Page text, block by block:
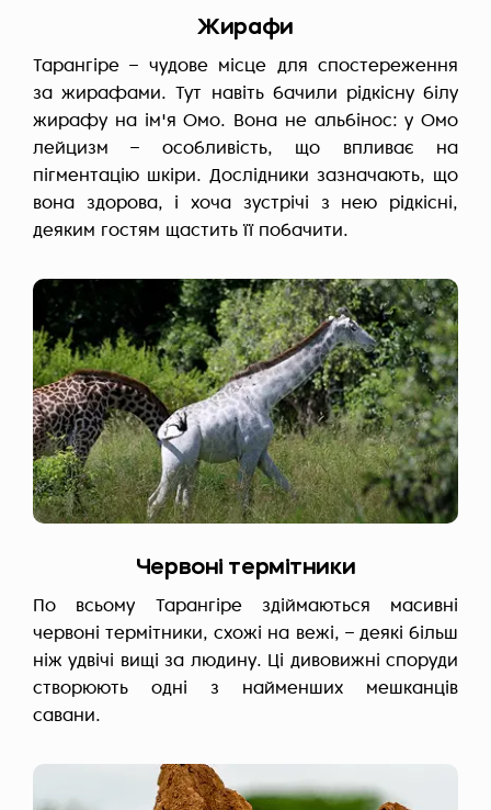
Жирафи
Тарангіре – чудове місце для спостереження
за жирафами. Тут навіть бачили рідкісну білу
жирафу на ім'я Омо. Вона не альбінос: у Омо
лейцизм – особливість, що впливає на
пігментацію шкіри. Дослідники зазначають, що
вона здорова, і хоча зустрічі з нею рідкісні,
деяким гостям щастить її побачити.
Червоні термітники
По всьому Тарангіре здіймаються масивні
червоні термітники, схожі на вежі, – деякі більш
ніж удвічі вищі за людину. Ці дивовижні споруди
створюють одні з найменших мешканців
савани.